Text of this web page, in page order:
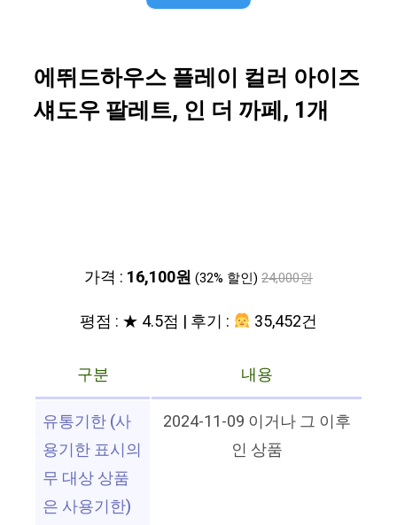
에뛰드하우스 플레이 컬러 아이즈
섀도우 팔레트, 인 더 까페, 1개
가격 : 16,100원 (32% 할인) 24,000원
평점 : ★ 4.5점 | 후기 : 35,452건
구분
내용
유통기한 (사
용기한 표시의
무 대상 상품
은 사용기한)
2024-11-09 이거나 그 이후
인 상품